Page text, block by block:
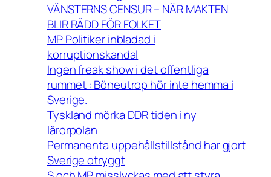
VÄNSTERNS CENSUR – NÄR MAKTEN
BLIR RÄDD FÖR FOLKET
MP Politiker inbladad i
korruptionskandal
Ingen freak show i det offentliga
rummet : Böneutrop hör inte hemma i
Sverige.
Tyskland mörka DDR tiden i ny
lärorpolan
Permanenta uppehållstillstånd har gjort
Sverige otryggt